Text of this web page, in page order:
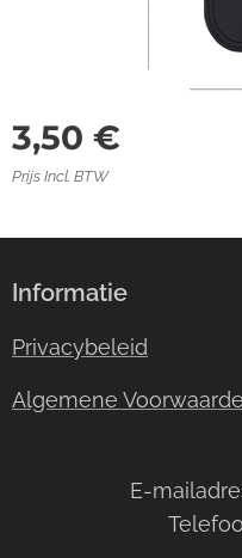
3,50 €
Prijs Incl. BTW
Informatie
Privacybeleid
Algemene
E-